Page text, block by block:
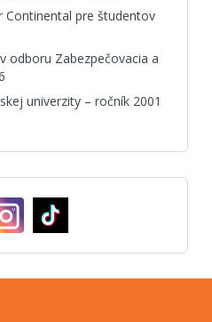
pre študentov
odboru Zabezpečovacia a
univerzity – ročník 2001